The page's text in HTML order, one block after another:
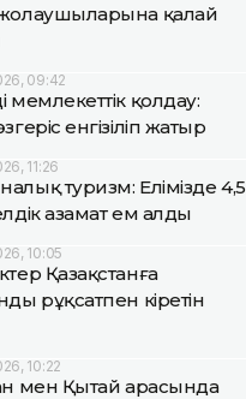
қалай
09:42
мемлекеттік қолдау:
енгізіліп жатыр
11:26
туризм: Елімізде 4,5
азамат ем алды
10:05
Қазақстанға
рұқсатпен кіретін
10:22
мен Қытай арасында